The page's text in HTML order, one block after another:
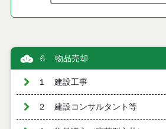
６ 物品売却
１ 建設工事
２ 建設コンサルタント等